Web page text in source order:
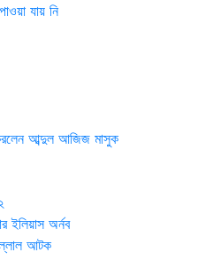
যায় নি
আব্দুল আজিজ মাসুক
ইলিয়াস অর্নব
আটক